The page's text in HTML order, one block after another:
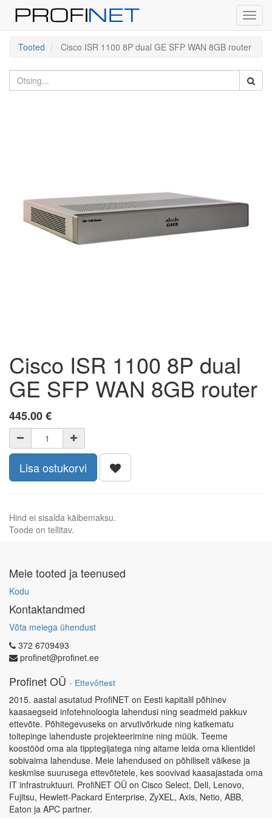
Tooted
Cisco ISR 1100 8P dual GE SFP WAN 8GB router
Cisco ISR 1100 8P dual
GE SFP WAN 8GB router
445.00€
Lisa ostukorvi
Hind ei sisalda käibemaksu.
Toode on tellitav.
Meie tooted ja teenused
Kodu
Kontaktandmed
Võta meiega ühendust
372 6709493
profinet@profinet.ee
Profinet OÜ - Ettevõttest
2015. aastal asutatud ProfiNET on Eesti kapitalil põhinev
kaasaegseid infotehnoloogia lahendusi ning seadmeid pakkuv
ettevõte. Põhitegevuseks on arvutivõrkude ning katkematu
toitepinge lahenduste projekteerimine ning müük. Teeme
koostööd oma ala tipptegijatega ning aitame leida oma klientidel
sobivaima lahenduse. Meie lahendused on põhiliselt väikese ja
keskmise suurusega ettevõtetele, kes soovivad kaasajastada oma
IT infrastruktuuri. ProfiNET OÜ on Cisco Select, Dell, Lenovo,
Fujitsu, Hewlett-Packard Enterprise, ZyXEL, Axis, Netio, ABB,
Eaton ja APC partner.